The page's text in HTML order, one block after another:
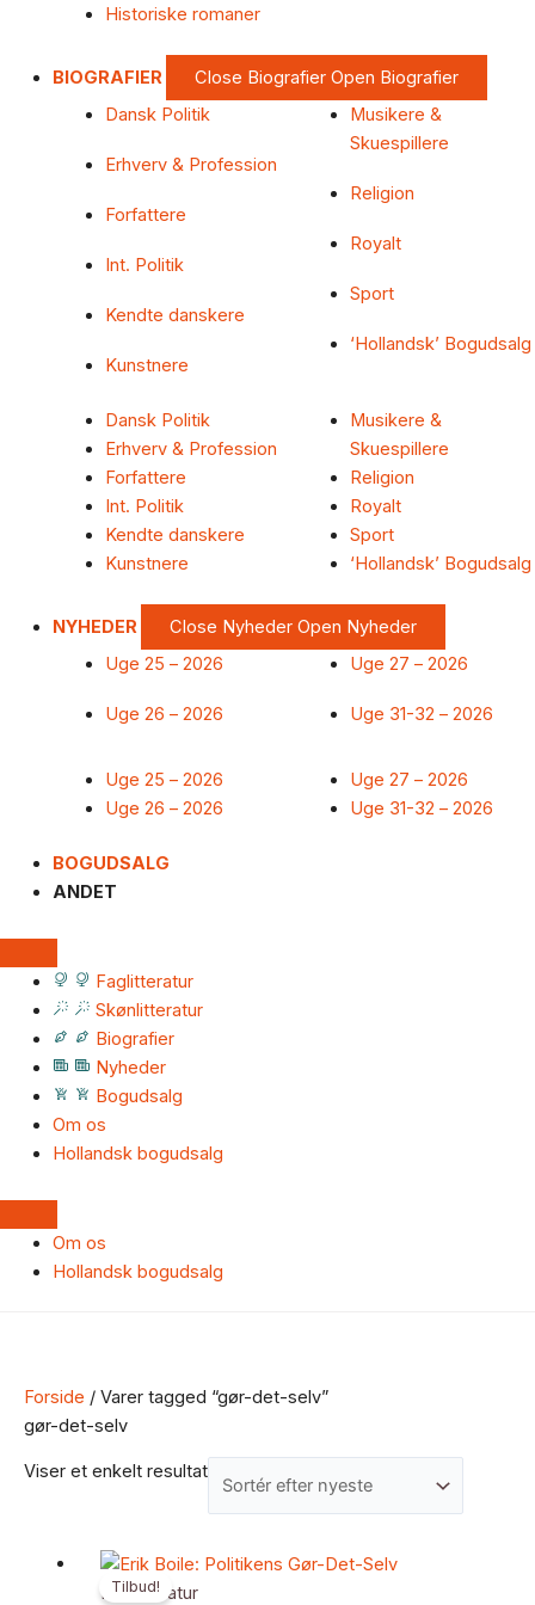
Historiske romaner
BIOGRAFIER Close Biografier Open Biografier
Dansk Politik
Erhverv & Profession
Forfattere
Int. Politik
Kendte danskere
Kunstnere
Musikere &
Skuespillere
Religion
Royalt
Sport
‘Hollandsk’ Bogudsalg
Dansk Politik
Erhverv & Profession
Forfattere
Int. Politik
Kendte danskere
Kunstnere
Musikere &
Skuespillere
Religion
Royalt
Sport
‘Hollandsk’ Bogudsalg
NYHEDER Close Nyheder Open Nyheder
Uge 25 – 2026
Uge 26 – 2026
Uge 27 – 2026
Uge 31-32 – 2026
Uge 25 – 2026
Uge 26 – 2026
Uge 27 – 2026
Uge 31-32 – 2026
BOGUDSALG
ANDET
Faglitteratur
Skønlitteratur
Biografier
Nyheder
Bogudsalg
Om os
Hollandsk bogudsalg
Om os
Hollandsk bogudsalg
Forside / Varer tagged “gør-det-selv”
gør-det-selv
Viser et enkelt resultat
Tilbud!
Faglitteratur
Den
oprindelige
Den